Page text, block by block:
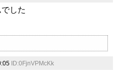
した
ID:0FjnVPMcKk